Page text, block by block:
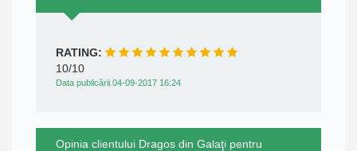
RATING:
10/10
Data publicării 04-09-2017 16:24
Opinia clientului Dragos din Galaţi pentru